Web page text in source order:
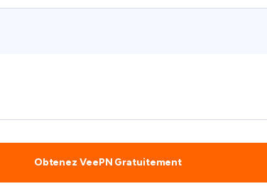
Obtenez VeePN Gratuitement